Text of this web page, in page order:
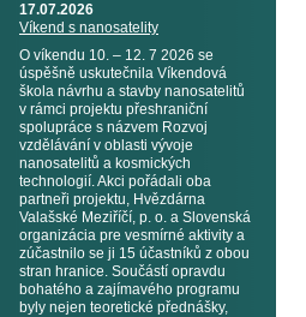
17.07.2026
Víkend s nanosatelity
O víkendu 10. – 12. 7 2026 se
úspěšně uskutečnila Víkendová
škola návrhu a stavby nanosatelitů
v rámci projektu přeshraniční
spolupráce s názvem Rozvoj
vzdělávání v oblasti vývoje
nanosatelitů a kosmických
technologií. Akci pořádali oba
partneři projektu, Hvězdárna
Valašské Meziříčí, p. o. a Slovenská
organizácia pre vesmírné aktivity a
zúčastnilo se ji 15 účastníků z obou
stran hranice. Součástí opravdu
bohatého a zajímavého programu
byly nejen teoretické přednášky,